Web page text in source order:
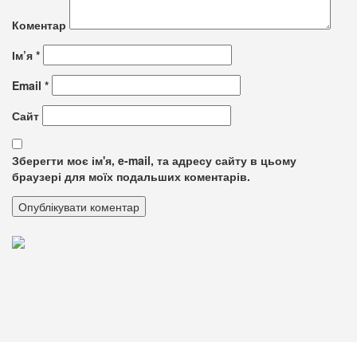
Коментар
Ім’я *
Email *
Сайт
Зберегти моє ім'я, e-mail, та адресу сайту в цьому
браузері для моїх подальших коментарів.